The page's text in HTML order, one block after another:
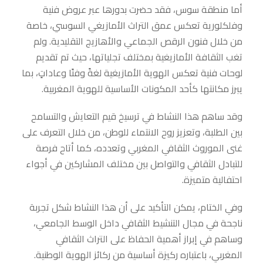
أما منطقة سوس، فقد حضرت بدورها عبر عروض فنية
وفلكلورية تعكس عمق التراث الأمازيغي السوسي، خاصة
من خلال فنون الرقص الجماعي والأهازيج التقليدية. ولم
تغب الثقافة الأمازيغية بمختلف تجلياتها، حيث تم تقديم
لوحات فنية تعكس الهوية الأمازيغية لغةً وفنًا وعاداتٍ، بما
يبرز مكانتها كأحد المكونات الأساسية للهوية المغربية.
وقد ساهم هذا النشاط في ترسيخ قيم التعايش والتسامح
بين الطلبة، وتعزيز روح الانتماء للوطن، من خلال التعرف على
غنى الموروث الثقافي المغربي وتعدده، كما أتاح فرصة
للتبادل الثقافي والتواصل بين مختلف المشاركين في أجواء
احتفالية متميزة.
وفي الختام، يمكن التأكيد على أن هذا النشاط شكل تجربة
ناجحة في مجال التنشيط الثقافي داخل الوسط الجامعي،
وساهم في إبراز أهمية الحفاظ على التراث الثقافي
المغربي، باعتباره ركيزة أساسية من ركائز الهوية الوطنية.